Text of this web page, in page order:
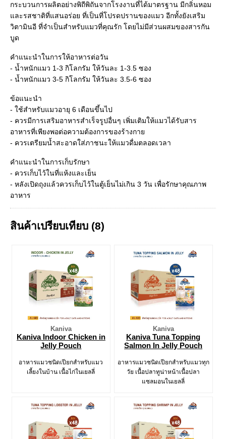
กระบวนการผลิตอย่างพิถีพิถันจากโรงงานที่ได้มาตรฐาน มีกลิ่นหอม
และรสชาติที่แสนอร่อย ที่เป็นที่โปรดปรานของแมว อีกทั้งยังเสริม
วิตามินอี ที่จำเป็นสำหรับแมวที่คุณรัก โดยไม่มีส่วนผสมของสารกัน
บูด
คำแนะนำในการให้อาหารต่อวัน
- น้ำหนักแมว 1-3 กิโลกรัม ให้วันละ 1-3.5 ซอง
- น้ำหนักแมว 3-5 กิโลกรัม ให้วันละ 3.5-6 ซอง
ข้อแนะนำ
- ใช้สำหรับแมวอายุ 6 เดือนขึ้นไป
- ควรมีการเสริมอาหารสำเร็จรูปอื่นๆ เพิ่มเติมให้แมวได้รับสาร
อาหารที่เพียงพอต่อความต้องการของร้างกาย
- ควรเตรียมน้ำสะอาดใส่ภาชนะให้แมวดื่มตลอดเวลา
คำแนะนำในการเก็บรักษา
- ควรเก็บไว้ในที่แห้งและเย็น
- หลังเปิดถุงแล้วควรเก็บไว้ในตู้เย็นไม่เกิน 3 วัน เพื่อรักษาคุณภาพ
อาหาร
สินค้าเปรียบเทียบ (8)
Kaniva
Kaniva Indoor Chicken in
Jelly Pouch
อาหารแมวชนิดเปียกสำหรับแมว
เลี้ยงในบ้าน เนื้อไก่ในเยลลี่
Kaniva
Kaniva Tuna Topping
Salmon In Jelly Pouch
อาหารแมวชนิดเปียกสำหรับแมวทุก
วัย เนื้อปลาทูน่าหน้าเนื้อปลา
แซลมอนในเยลลี่